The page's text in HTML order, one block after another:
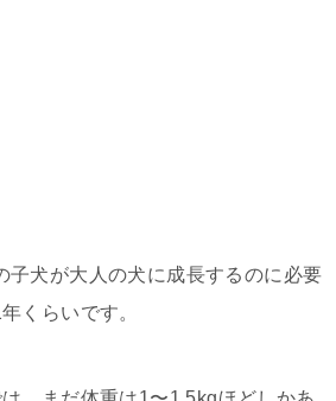
子犬が大人の犬に成長するのに必要
くらいです。